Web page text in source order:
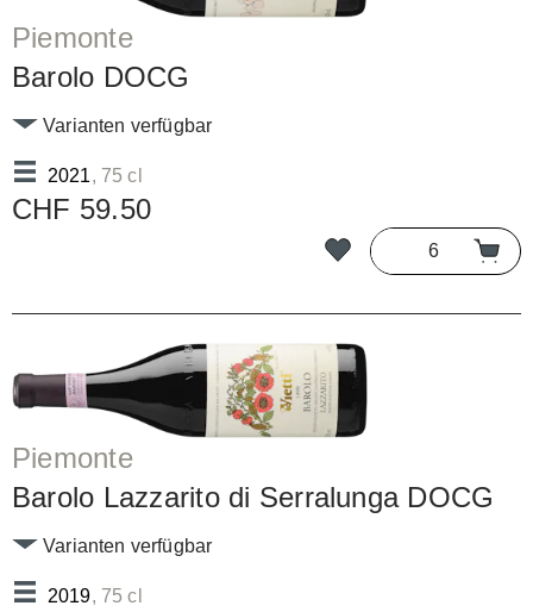
Piemonte
Barolo DOCG
2021, 75 cl
Varianten verfügbar
CHF 59.50
Piemonte
Barolo Lazzarito di Serralunga DOCG
2019, 75 cl
Varianten verfügbar